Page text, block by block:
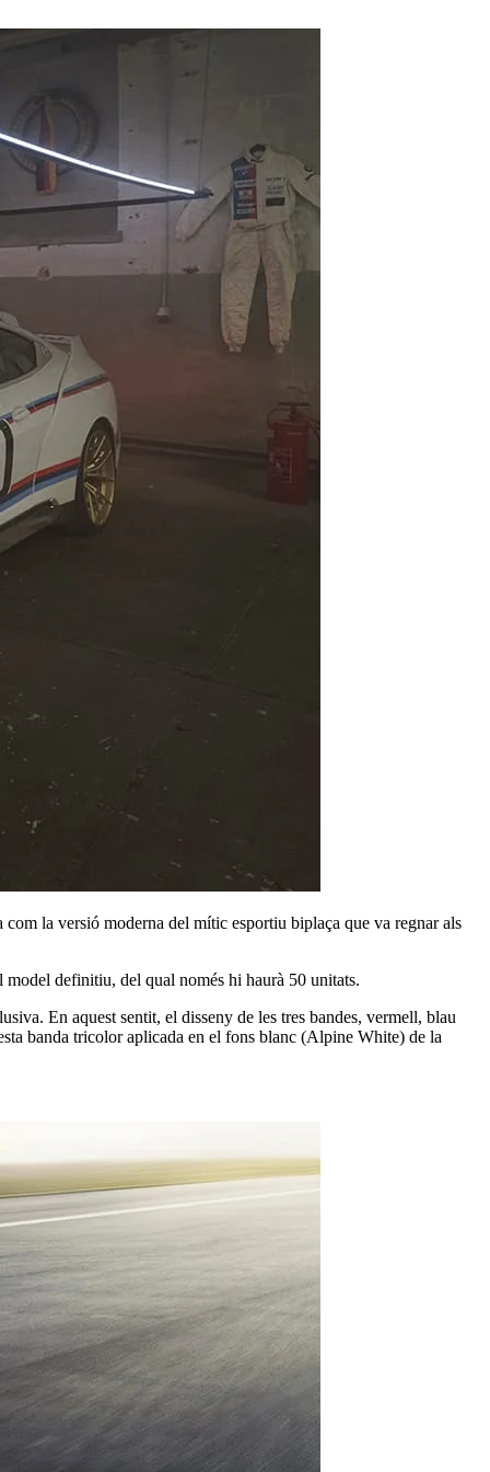
la versió moderna del mític esportiu biplaça que va regnar als
definitiu, del qual només hi haurà 50 unitats.
En aquest sentit, el disseny de les tres bandes, vermell, blau
banda tricolor aplicada en el fons blanc (Alpine White) de la